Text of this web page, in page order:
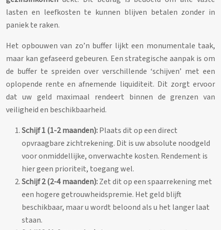
lasten en leefkosten te kunnen blijven betalen zonder in
paniek te raken.
Het opbouwen van zo’n buffer lijkt een monumentale taak,
maar kan gefaseerd gebeuren. Een strategische aanpak is om
de buffer te spreiden over verschillende ‘schijven’ met een
oplopende rente en afnemende liquiditeit. Dit zorgt ervoor
dat uw geld maximaal rendeert binnen de grenzen van
veiligheid en beschikbaarheid.
Schijf 1 (1-2 maanden):Plaats dit op een direct
opvraagbare zichtrekening. Dit is uw absolute noodgeld
voor onmiddellijke, onverwachte kosten. Rendement is
hier geen prioriteit, toegang wel.
Schijf 2 (2-4 maanden):Zet dit op een spaarrekening met
een hogere getrouwheidspremie. Het geld blijft
beschikbaar, maar u wordt beloond als u het langer laat
staan.